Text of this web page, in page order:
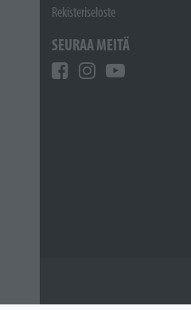
Rekisteriseloste
SEURAA MEITÄ